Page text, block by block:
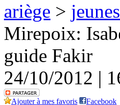
ariège >
Mirepoix:
guide Fakir
24/10/2012 |
Ajouter à mes favoris
Facebook